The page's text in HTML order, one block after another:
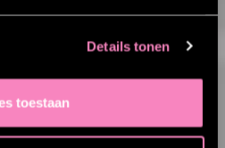
Details tonen
toestaan